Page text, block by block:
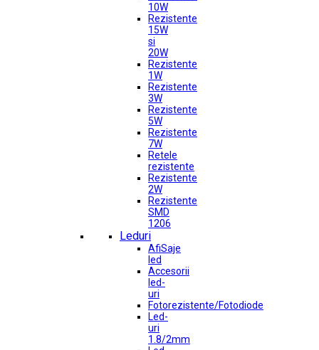
10W
Rezistente
15W
si
20W
Rezistente
1W
Rezistente
3W
Rezistente
5W
Rezistente
7W
Retele
rezistente
Rezistente
2W
Rezistente
SMD
1206
Leduri
AfiSaje
led
Accesorii
led-
uri
Fotorezistente/Fotodiode
Led-
uri
1.8/2mm